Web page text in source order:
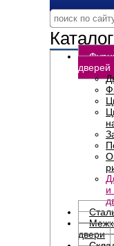
Каталог
дверей
и
двери